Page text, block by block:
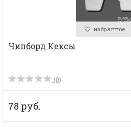
избранное
Чипборд Кексы
(0)
78 руб.